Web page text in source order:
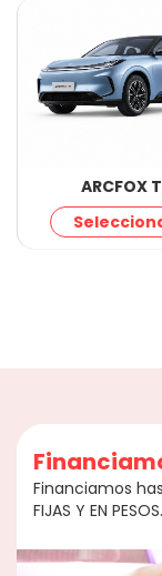
ARCFOX
Financiamos
FIJAS Y EN PESOS.